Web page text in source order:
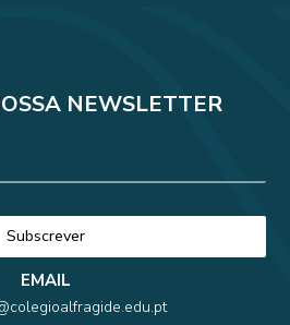
NEWSLETTER
EMAIL